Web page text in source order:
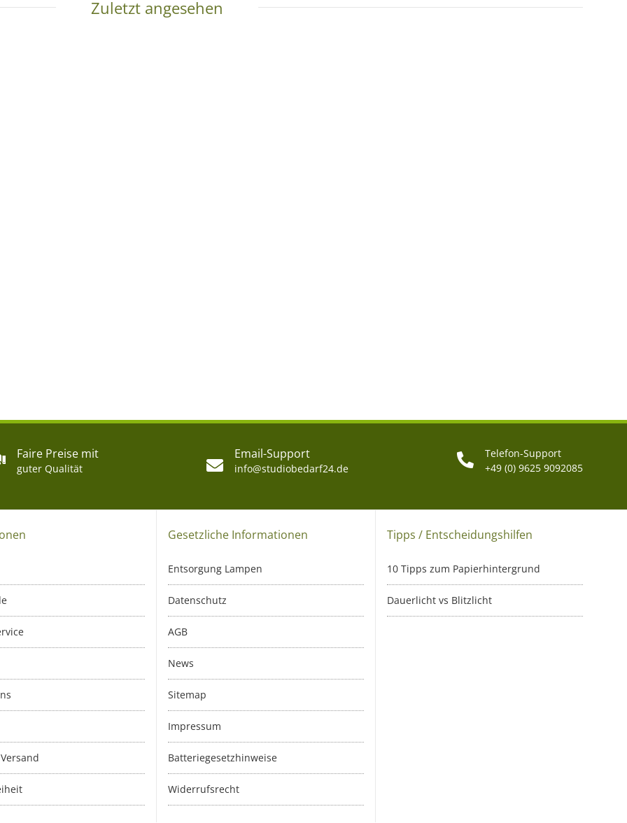
nur der Illustration und sind
Zuletzt angesehen
Faire Preise mit
guter Qualität
Email-Support
info@studiobedarf24.de
Telefon-Support
+49 (0) 9625 9092085
Gesetzliche Informationen
Entsorgung Lampen
Datenschutz
AGB
News
Sitemap
Impressum
Batteriegesetzhinweise
Widerrufsrecht
Tipps / Entscheidungshilfen
10 Tipps zum Papierhintergrund
Dauerlicht vs Blitzlicht